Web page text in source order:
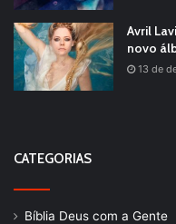
Avril
novo
13 de
CATEGORIAS
Bíblia Deus com a Gente